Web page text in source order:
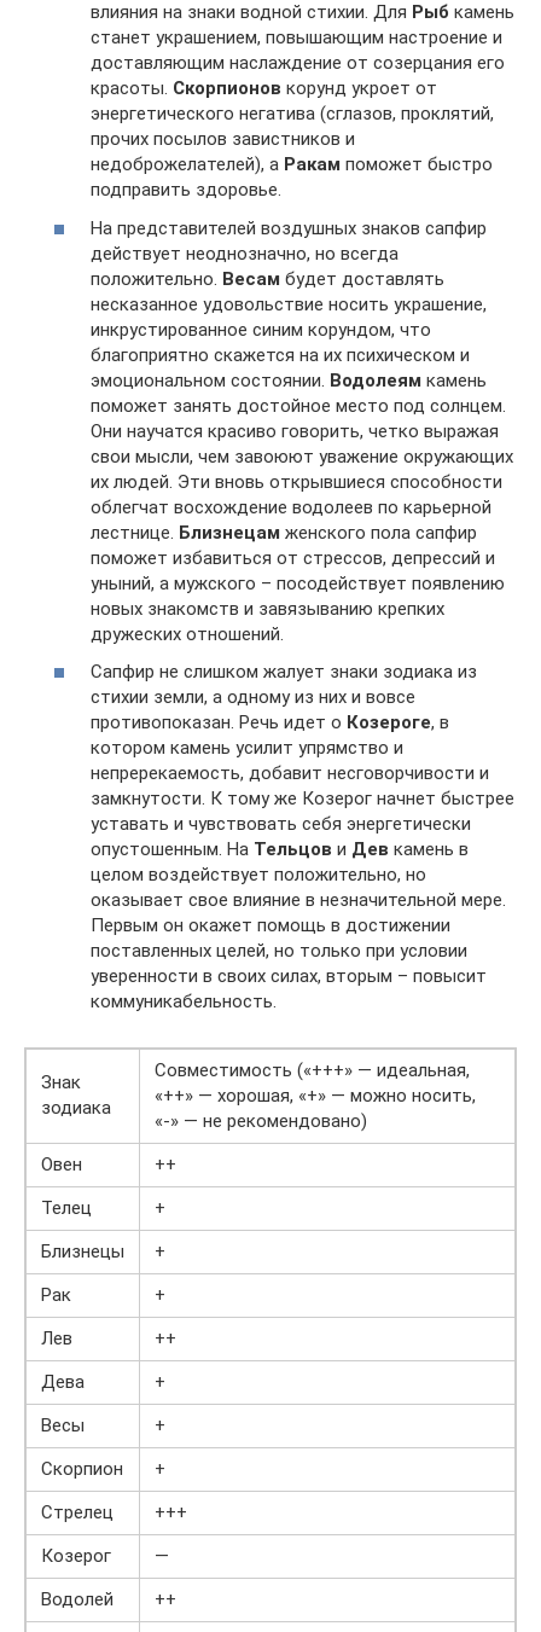
влияния на знаки водной стихии. Для Рыб камень
станет украшением, повышающим настроение и
доставляющим наслаждение от созерцания его
красоты. Скорпионов корунд укроет от
энергетического негатива (сглазов, проклятий,
прочих посылов завистников и
недоброжелателей), а Ракам поможет быстро
подправить здоровье.
На представителей воздушных знаков сапфир
действует неоднозначно, но всегда
положительно. Весам будет доставлять
несказанное удовольствие носить украшение,
инкрустированное синим корундом, что
благоприятно скажется на их психическом и
эмоциональном состоянии. Водолеям камень
поможет занять достойное место под солнцем.
Они научатся красиво говорить, четко выражая
свои мысли, чем завоюют уважение окружающих
их людей. Эти вновь открывшиеся способности
облегчат восхождение водолеев по карьерной
лестнице. Близнецам женского пола сапфир
поможет избавиться от стрессов, депрессий и
уныний, а мужского – посодействует появлению
новых знакомств и завязыванию крепких
дружеских отношений.
Сапфир не слишком жалует знаки зодиака из
стихии земли, а одному из них и вовсе
противопоказан. Речь идет о Козероге, в
котором камень усилит упрямство и
непререкаемость, добавит несговорчивости и
замкнутости. К тому же Козерог начнет быстрее
уставать и чувствовать себя энергетически
опустошенным. На Тельцов и Дев камень в
целом воздействует положительно, но
оказывает свое влияние в незначительной мере.
Первым он окажет помощь в достижении
поставленных целей, но только при условии
уверенности в своих силах, вторым – повысит
коммуникабельность.
Знак
зодиака
Совместимость («+++» — идеальная,
«++» — хорошая, «+» — можно носить,
«-» — не рекомендовано)
Овен
++
Телец
+
Близнецы
+
Рак
+
Лев
++
Дева
+
Весы
+
Скорпион
+
Стрелец
+++
Козерог
—
Водолей
++